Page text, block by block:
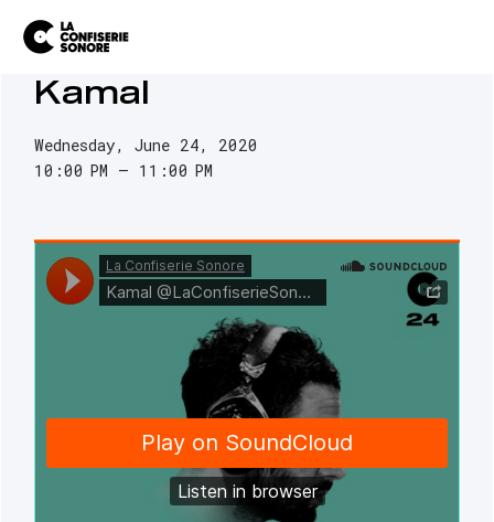
Kamal
Wednesday, June 24, 2020
10:00 PM
11:00 PM